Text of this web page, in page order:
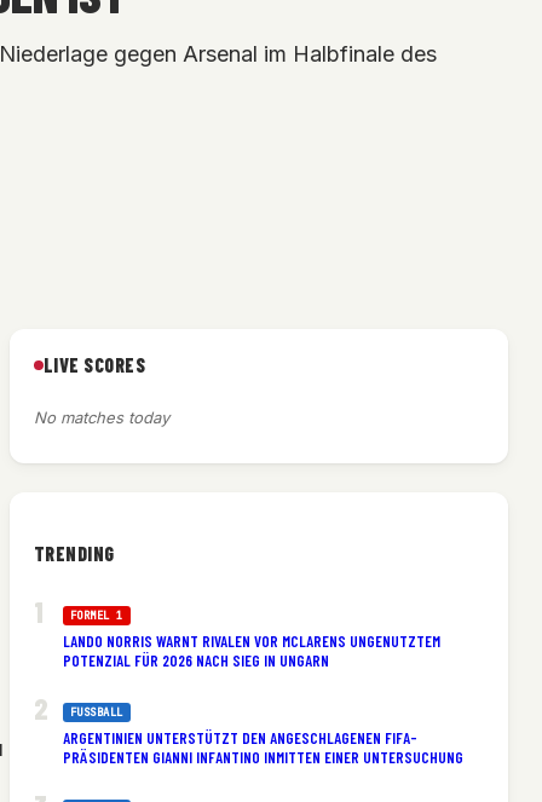
gegen Arsenal im Halbfinale des
LIVE SCORES
No matches today
TRENDING
FORMEL 1
LANDO NORRIS WARNT RIVALEN VOR MCLARENS UNGENUTZTEM
POTENZIAL FÜR 2026 NACH SIEG IN UNGARN
FUSSBALL
ARGENTINIEN UNTERSTÜTZT DEN ANGESCHLAGENEN FIFA-
PRÄSIDENTEN GIANNI INFANTINO INMITTEN EINER UNTERSUCHUNG